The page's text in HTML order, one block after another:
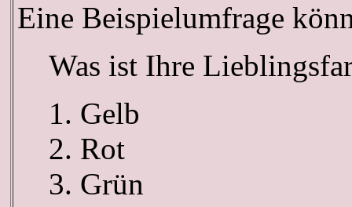
Eine Beispielumfrage
Was ist Ihre
Gelb
Rot
Grün